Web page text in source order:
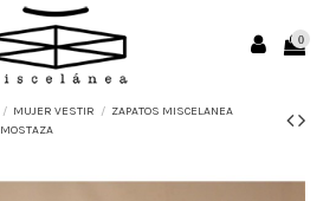
0
MUJER VESTIR
ZAPATOS MISCELANEA
MOSTAZA